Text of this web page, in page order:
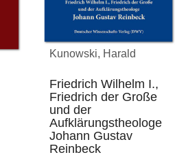
Kunowski, Harald
Friedrich Wilhelm I.,
Friedrich der Große
und der
Aufklärungstheologe
Johann Gustav
Reinbeck